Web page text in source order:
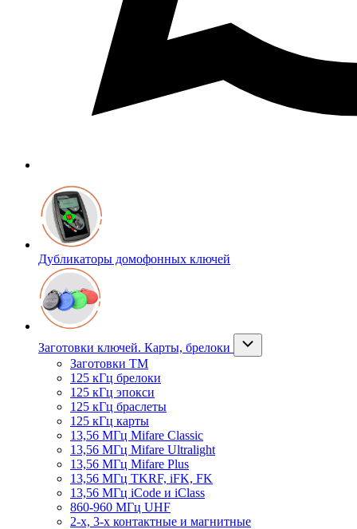
Дубликаторы домофонных ключей
Заготовки ключей. Карты, брелоки
Заготовки ТМ
125 кГц брелоки
125 кГц эпокси
125 кГц браслеты
125 кГц карты
13,56 МГц Mifare Classic
13,56 МГц Mifare Ultralight
13,56 МГц Mifare Plus
13,56 МГц TKRF, iFK, FK
13,56 МГц iCode и iClass
860-960 МГц UHF
2-х, 3-х контактные и магнитные